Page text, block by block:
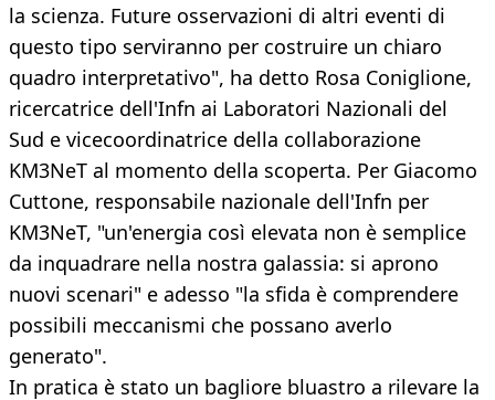
la scienza. Future osservazioni di altri eventi di
questo tipo serviranno per costruire un chiaro
quadro interpretativo", ha detto Rosa Coniglione,
ricercatrice dell'Infn ai Laboratori Nazionali del
Sud e vicecoordinatrice della collaborazione
KM3NeT al momento della scoperta. Per Giacomo
Cuttone, responsabile nazionale dell'Infn per
KM3NeT, "un'energia così elevata non è semplice
da inquadrare nella nostra galassia: si aprono
nuovi scenari" e adesso "la sfida è comprendere
possibili meccanismi che possano averlo
generato".
In pratica è stato un bagliore bluastro a rilevare la